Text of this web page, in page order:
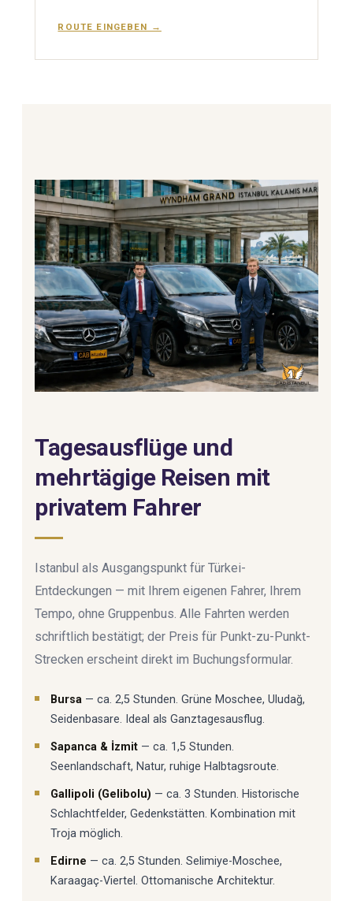
ROUTE EINGEBEN →
Tagesausflüge und
mehrtägige Reisen mit
privatem Fahrer
Istanbul als Ausgangspunkt für Türkei-
Entdeckungen — mit Ihrem eigenen Fahrer, Ihrem
Tempo, ohne Gruppenbus. Alle Fahrten werden
schriftlich bestätigt; der Preis für Punkt-zu-Punkt-
Strecken erscheint direkt im Buchungsformular.
Bursa — ca. 2,5 Stunden. Grüne Moschee, Uludağ,
Seidenbasare. Ideal als Ganztagesausflug.
Sapanca & İzmit — ca. 1,5 Stunden.
Seenlandschaft, Natur, ruhige Halbtagsroute.
Gallipoli (Gelibolu) — ca. 3 Stunden. Historische
Schlachtfelder, Gedenkstätten. Kombination mit
Troja möglich.
Edirne — ca. 2,5 Stunden. Selimiye-Moschee,
Karaagaç-Viertel. Ottomanische Architektur.